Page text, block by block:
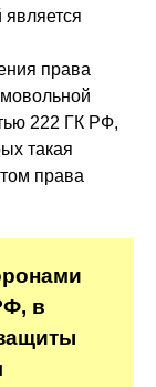
права
222 ГК РФ,
такая
права
в